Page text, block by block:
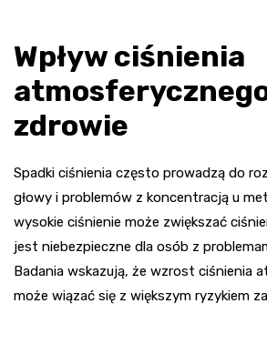
Wpływ ciśnienia
zdrowie
Spadki ciśnienia często prowadzą do
głowy i problemów z koncentracją u
wysokie ciśnienie może zwiększać
jest niebezpieczne dla osób z
Badania wskazują, że wzrost ciśnienia
może wiązać się z większym ryzykiem